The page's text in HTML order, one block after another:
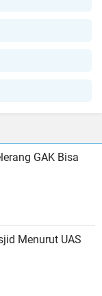
GAK Bisa
Menurut UAS